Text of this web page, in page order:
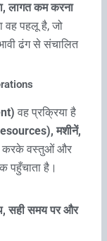
लागत कम करना
वह पहलू है, जो
ढंग से संचालित
वह प्रक्रिया है
मशीनें,
करके वस्तुओं और
पहुँचाता है।
सही समय पर और